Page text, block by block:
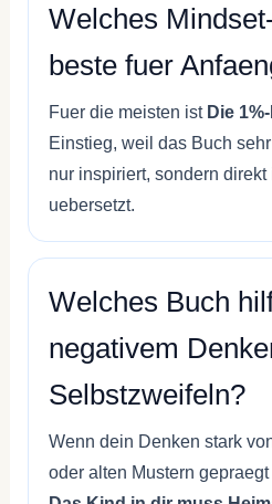
Welches
beste fuer
Fuer die meisten ist Die
Einstieg, weil das Buch
nur inspiriert, sondern
uebersetzt.
Welches Buch
negativem
Selbstzweifeln?
Wenn dein Denken stark
oder alten Mustern